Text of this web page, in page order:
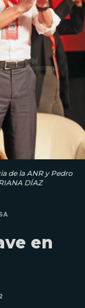
de la ANR y Pedro
DÍAZ
en